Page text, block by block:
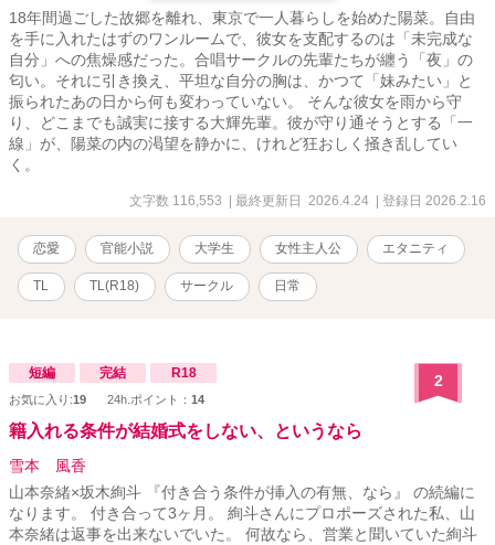
18年間過ごした故郷を離れ、東京で一人暮らしを始めた陽菜。自由
を手に入れたはずのワンルームで、彼女を支配するのは「未完成な
自分」への焦燥感だった。合唱サークルの先輩たちが纏う「夜」の
匂い。それに引き換え、平坦な自分の胸は、かつて「妹みたい」と
振られたあの日から何も変わっていない。 そんな彼女を雨から守
り、どこまでも誠実に接する大輝先輩。彼が守り通そうとする「一
線」が、陽菜の内の渇望を静かに、けれど狂おしく掻き乱してい
く。
文字数 116,553 | 最終更新日 2026.4.24 | 登録日 2026.2.16
恋愛 官能小説 大学生 女性主人公 エタニティ
TL TL(R18) サークル 日常
短編 完結 R18
お気に入り:19 24h.ポイント： 14
2
籍入れる条件が結婚式をしない、というなら
雪本 風香
山本奈緒×坂木絢斗 『付き合う条件が挿入の有無、なら』 の続編に
なります。 付き合って3ヶ月。 絢斗さんにプロポーズされた私、山
本奈緒は返事を出来ないでいた。 何故なら、営業と聞いていた絢斗